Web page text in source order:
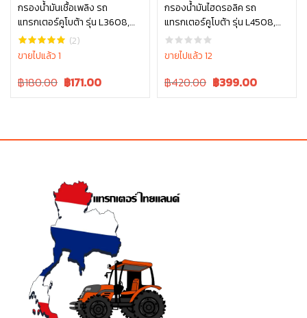
กรองน้ำมันเชื้อเพลิง รถ
แทรกเตอร์คูโบต้า รุ่น L3608,
L4018, L4508, L4708, L5018,
M6040 W9501-21010B
(2)
ขายไปแล้ว 1
Original
฿180.00 Current
฿171.00
หยิบใส่ตะกร้า
กรองน้ำมันไฮดรอลิค รถ
แทรกเตอร์คูโบต้า รุ่น L4508,
L4708, L5018 , W9501-45101
ขายไปแล้ว 12
Original
฿420.00 Current
฿399.00
หยิบใส่ตะกร้า